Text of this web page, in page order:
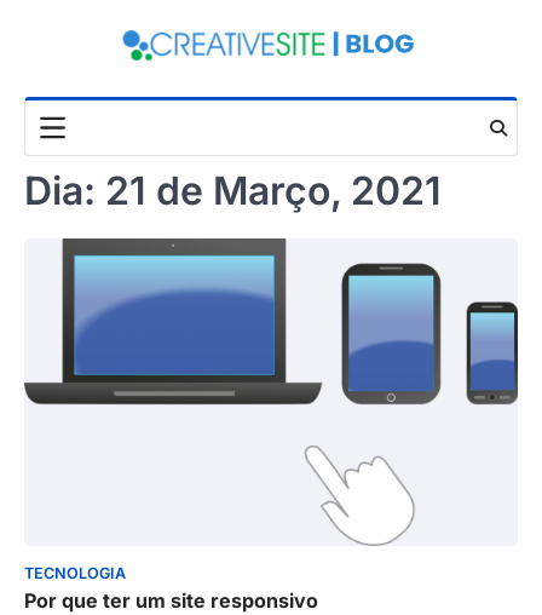
Dia: 21 de Março, 2021
TECNOLOGIA
Por que ter um site responsivo